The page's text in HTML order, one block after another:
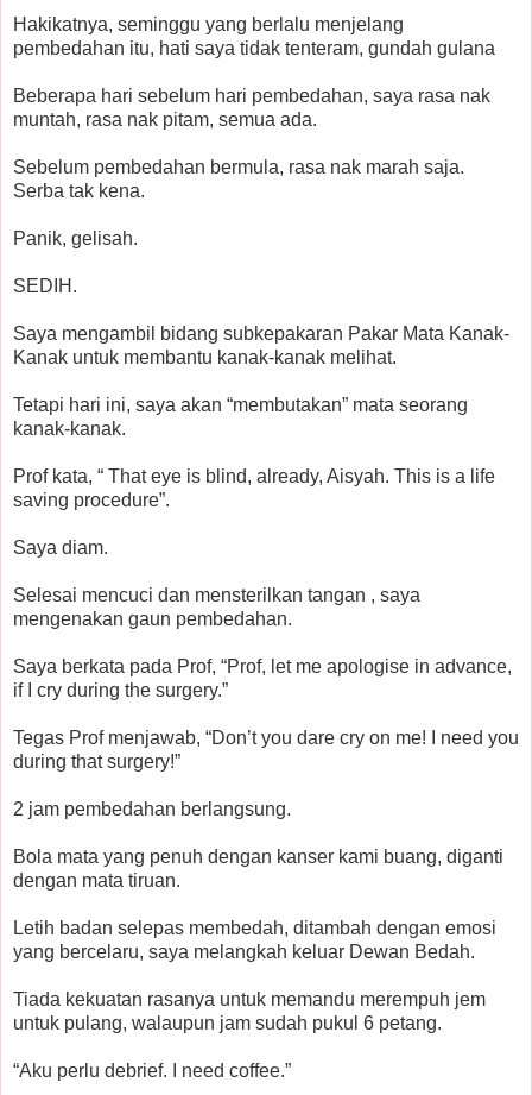
Hakikatnya, seminggu yang berlalu menjelang
pembedahan itu, hati saya tidak tenteram, gundah gulana
Beberapa hari sebelum hari pembedahan, saya rasa nak
muntah, rasa nak pitam, semua ada.
Sebelum pembedahan bermula, rasa nak marah saja.
Serba tak kena.
Panik, gelisah.
SEDIH.
Saya mengambil bidang subkepakaran Pakar Mata Kanak-
Kanak untuk membantu kanak-kanak melihat.
Tetapi hari ini, saya akan “membutakan” mata seorang
kanak-kanak.
Prof kata, “ That eye is blind, already, Aisyah. This is a life
saving procedure”.
Saya diam.
Selesai mencuci dan mensterilkan tangan , saya
mengenakan gaun pembedahan.
Saya berkata pada Prof, “Prof, let me apologise in advance,
if I cry during the surgery.”
Tegas Prof menjawab, “Don’t you dare cry on me! I need you
during that surgery!”
2 jam pembedahan berlangsung.
Bola mata yang penuh dengan kanser kami buang, diganti
dengan mata tiruan.
Letih badan selepas membedah, ditambah dengan emosi
yang bercelaru, saya melangkah keluar Dewan Bedah.
Tiada kekuatan rasanya untuk memandu merempuh jem
untuk pulang, walaupun jam sudah pukul 6 petang.
“Aku perlu debrief. I need coffee.”